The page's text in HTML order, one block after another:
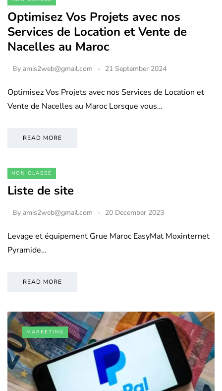
Optimisez Vos Projets avec nos
Services de Location et Vente de
Nacelles au Maroc
By amis2web@gmail.com 21 September 2024
Optimisez Vos Projets avec nos Services de Location et
Vente de Nacelles au Maroc Lorsque vous…
READ MORE
NON CLASSÉ
Liste de site
By amis2web@gmail.com 20 December 2023
Levage et équipement Grue Maroc EasyMat Moxinternet
Pyramide…
READ MORE
MARKETING